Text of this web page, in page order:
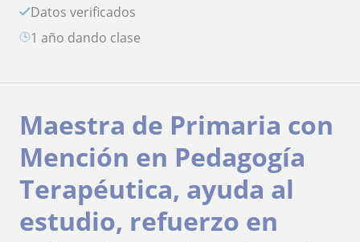
Datos verificados
1 año dando clase
Maestra de Primaria con
Mención en Pedagogía
Terapéutica, ayuda al
estudio, refuerzo en